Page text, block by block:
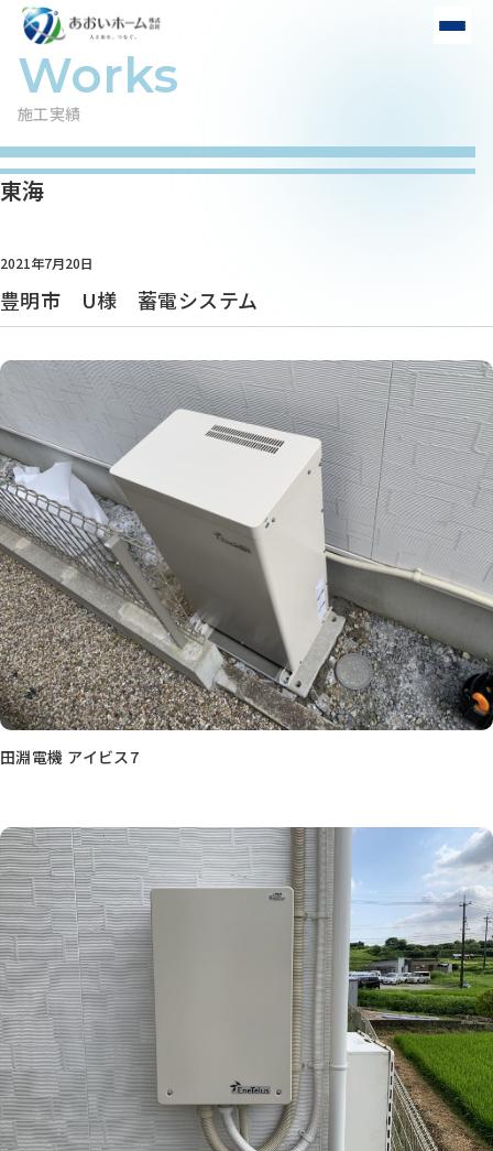
施工実績
東海
2021年7月20日
豊明市 U様 蓄電システム
田淵電機 アイビス7